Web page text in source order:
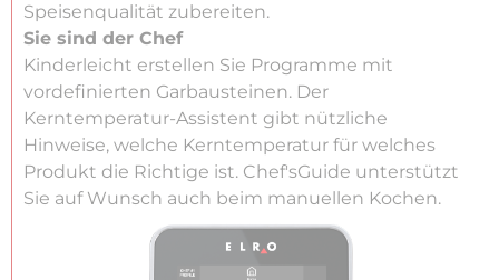
Speisenqualität zubereiten.
Sie sind der Chef
Kinderleicht erstellen Sie Programme mit
vordefinierten Garbausteinen. Der
Kerntemperatur-Assistent gibt nützliche
Hinweise, welche Kerntemperatur für welches
Produkt die Richtige ist. Chef'sGuide unterstützt
Sie auf Wunsch auch beim manuellen Kochen.